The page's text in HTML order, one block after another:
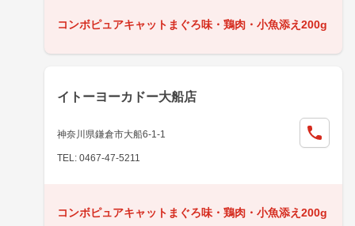
コンボピュアキャットまぐろ味・鶏肉・小魚添え200g
イトーヨーカドー大船店
神奈川県鎌倉市大船6-1-1
TEL: 0467-47-5211
コンボピュアキャットまぐろ味・鶏肉・小魚添え200g